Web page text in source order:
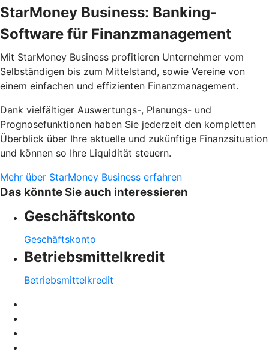
StarMoney Business: Banking-
Software für Finanzmanagement
Mit StarMoney Business profitieren Unternehmer vom
Selbständigen bis zum Mittelstand, sowie Vereine von
einem einfachen und effizienten Finanzmanagement.
Dank vielfältiger Auswertungs-, Planungs- und
Prognosefunktionen haben Sie jederzeit den kompletten
Überblick über Ihre aktuelle und zukünftige Finanzsituation
und können so Ihre Liquidität steuern.
Mehr über StarMoney Business erfahren
Das könnte Sie auch interessieren
Geschäftskonto
Geschäftskonto
Betriebsmittelkredit
Betriebsmittelkredit